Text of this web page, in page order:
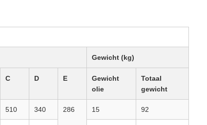
Gewicht (kg)
C D E
Gewicht
olie
Totaal
gewicht
510 340 286 15 92